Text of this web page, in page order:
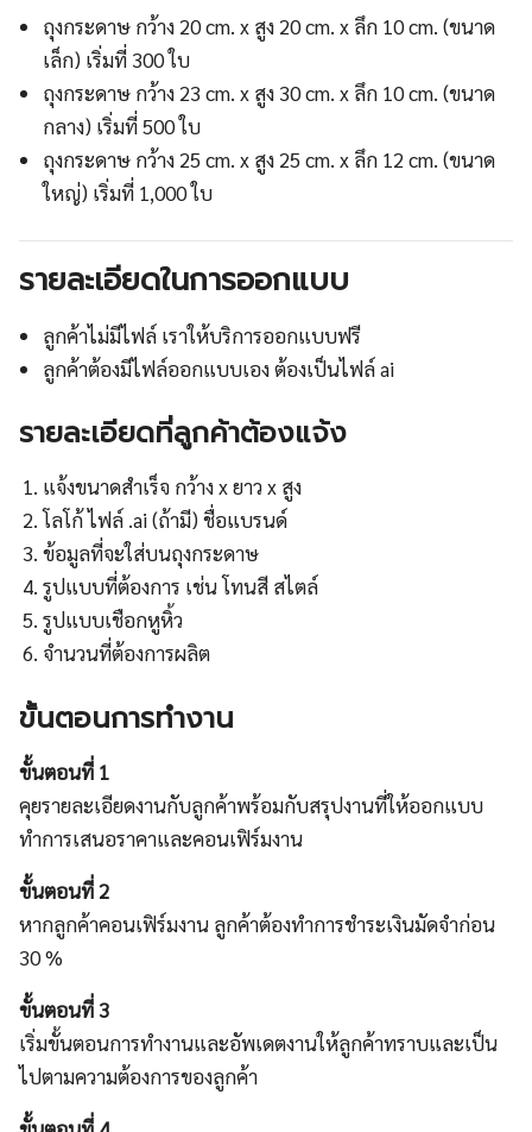
ถุงกระดาษ กว้าง 20 cm. x สูง 20 cm. x ลึก 10 cm. (ขนาด
เล็ก) เริ่มที่ 300 ใบ
ถุงกระดาษ กว้าง 23 cm. x สูง 30 cm. x ลึก 10 cm. (ขนาด
กลาง) เริ่มที่ 500 ใบ
ถุงกระดาษ กว้าง 25 cm. x สูง 25 cm. x ลึก 12 cm. (ขนาด
ใหญ่) เริ่มที่ 1,000 ใบ
รายละเอียดในการออกแบบ
ลูกค้าไม่มีไฟล์ เราให้บริการออกแบบฟรี
ลูกค้าต้องมีไฟล์ออกแบบเอง ต้องเป็นไฟล์ ai
รายละเอียดที่ลูกค้าต้องแจ้ง
แจ้งขนาดสำเร็จ กว้าง x ยาว x สูง
โลโก้ ไฟล์ .ai (ถ้ามี) ชื่อแบรนด์
ข้อมูลที่จะใส่บนถุงกระดาษ
รูปแบบที่ต้องการ เช่น โทนสี สไตล์
รูปแบบเชือกหูหิ้ว
จำนวนที่ต้องการผลิต
ขั้นตอนการทำงาน
ขั้นตอนที่ 1
คุยรายละเอียดงานกับลูกค้าพร้อมกับสรุปงานที่ให้ออกแบบ
ทำการเสนอราคาและคอนเฟิร์มงาน
ขั้นตอนที่ 2
หากลูกค้าคอนเฟิร์มงาน ลูกค้าต้องทำการชำระเงินมัดจำก่อน
30 %
ขั้นตอนที่ 3
เริ่มขั้นตอนการทำงานและอัพเดตงานให้ลูกค้าทราบและเป็น
ไปตามความต้องการของลูกค้า